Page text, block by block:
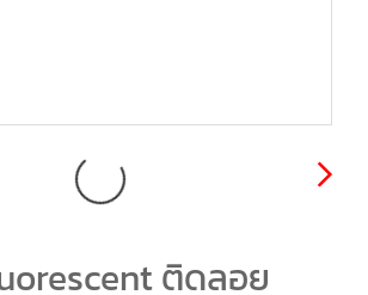
ติดลอย